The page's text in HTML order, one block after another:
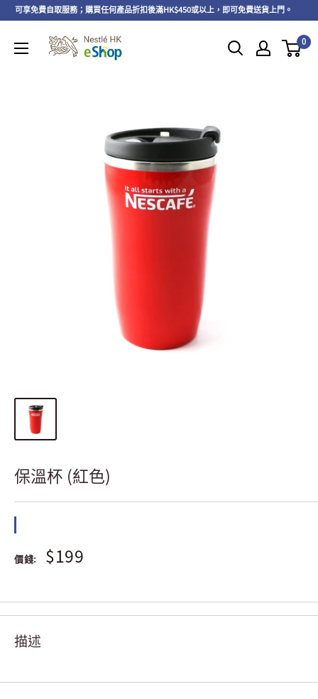
可享免費自取服務；購買任何產品折扣後滿HK$450或以上，即可免費送貨上門。
0
保溫杯 (紅色)
價錢: $199
描述